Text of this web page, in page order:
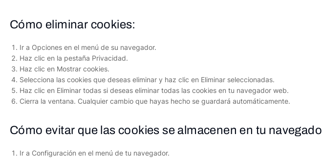
Cómo eliminar cookies:
Ir a Opciones en el menú de su navegador.
Haz clic en la pestaña Privacidad.
Haz clic en Mostrar cookies.
Selecciona las cookies que deseas eliminar y haz clic en Eliminar seleccionadas.
Haz clic en Eliminar todas si deseas eliminar todas las cookies en tu navegador web.
Cierra la ventana. Cualquier cambio que hayas hecho se guardará automáticamente.
Cómo evitar que las cookies se almacenen en tu
Ir a Configuración en el menú de tu navegador.